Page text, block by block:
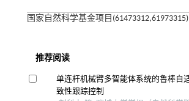
国家自然科学基金项目(61473312,61973315)